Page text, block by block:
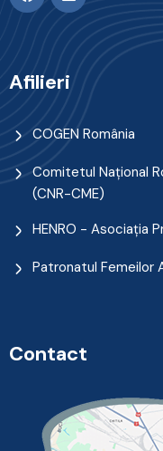
Afilieri
COGEN România
Comitetul Naţional
(CNR-CME)
HENRO - Asociația
Patronatul Femeilor
Contact